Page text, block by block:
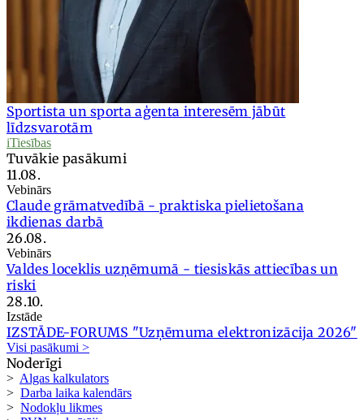
Sportista un sporta aģenta interesēm jābūt
līdzsvarotām
iTiesības
Tuvākie pasākumi
11.08.
Vebinārs
Claude grāmatvedībā - praktiska pielietošana
ikdienas darbā
26.08.
Vebinārs
Valdes loceklis uzņēmumā - tiesiskās attiecības un
riski
28.10.
Izstāde
IZSTĀDE-FORUMS "Uzņēmuma elektronizācija 2026"
Visi pasākumi >
Noderīgi
> Algas kalkulators
> Darba laika kalendārs
> Nodokļu likmes